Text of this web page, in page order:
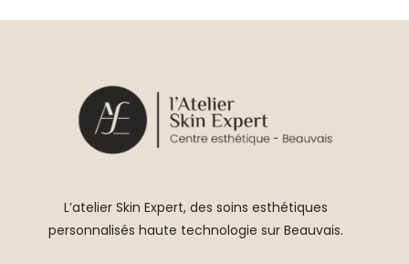
L’atelier Skin Expert, des soins esthétiques
personnalisés haute technologie sur Beauvais.